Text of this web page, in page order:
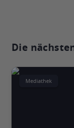
Die
Mediathek